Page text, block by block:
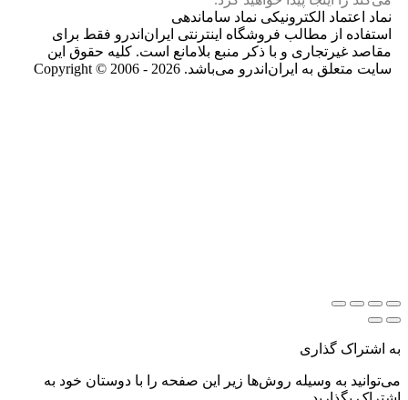
نماد اعتماد الکترونیکی نماد ساماندهی
استفاده از مطالب فروشگاه اینترنتی ایران‌اندرو فقط برای
مقاصد غیرتجاری و با ذکر منبع بلامانع است. کلیه حقوق این
سایت متعلق به ایران‌اندرو می‌باشد. Copyright © 2006 - 2026
به اشتراک گذاری
می‌توانید به وسیله روش‌ها زیر این صفحه را با دوستان خود به